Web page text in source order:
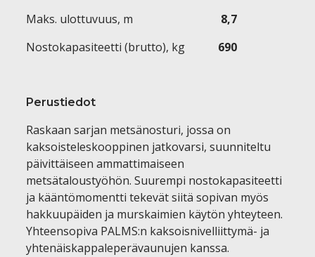
Maks. ulottuvuus, m
8,7
Nostokapasiteetti (brutto), kg
690
Perustiedot
Raskaan sarjan metsänosturi, jossa on
kaksoisteleskooppinen jatkovarsi, suunniteltu
päivittäiseen ammattimaiseen
metsätaloustyöhön. Suurempi nostokapasiteetti
ja kääntömomentti tekevät siitä sopivan myös
hakkuupäiden ja murskaimien käytön yhteyteen.
Yhteensopiva PALMS:n kaksoisnivelliittymä- ja
yhtenäiskappaleperävaunujen kanssa.